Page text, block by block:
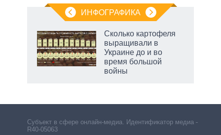
ИНФОГРАФИКА
Сколько картофеля
выращивали в
Украине до и во
время большой
войны
Субъект в сфере онлайн-медиа. Идентификатор медиа –
R40-05063